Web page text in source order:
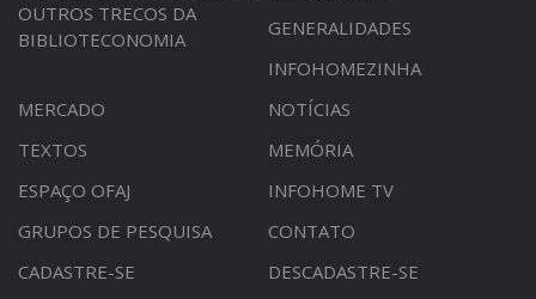
OUTROS TRECOS DA
BIBLIOTECONOMIA
GENERALIDADES
INFOHOMEZINHA
MERCADO
NOTÍCIAS
TEXTOS
MEMÓRIA
ESPAÇO OFAJ
INFOHOME TV
GRUPOS DE PESQUISA
CONTATO
CADASTRE-SE
DESCADASTRE-SE